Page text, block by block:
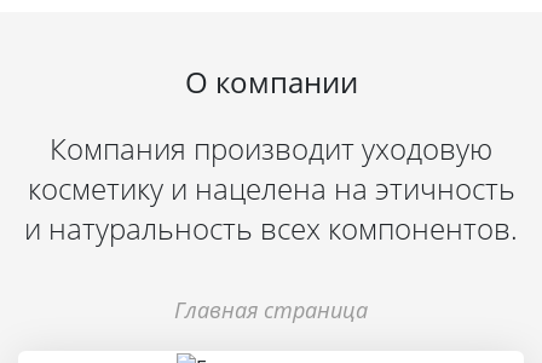
О компании
Компания производит уходовую
косметику и нацелена на этичность
и натуральность всех компонентов.
Главная страница